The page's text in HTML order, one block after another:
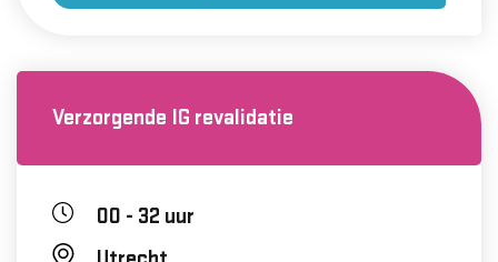
Verzorgende IG revalidatie
00 - 32 uur